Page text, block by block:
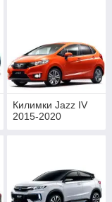
Килимки Jazz IV
2015-2020